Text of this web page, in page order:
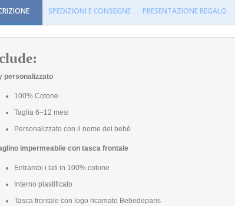
SPEDIZIONI E CONSEGNE PRESENTAZIONE REGALO
personalizzato
100% Cotone
Taglia 6–12 mesi
Personalizzato con il nome del bebè
impermeabile con tasca frontale
Entrambi i lati in 100% cotone
Interno plastificato
Tasca frontale con logo ricamato Bebedeparis